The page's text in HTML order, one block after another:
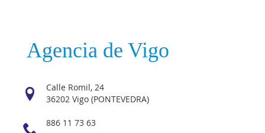
Agencia de Vigo
Calle Romil, 24
36202 Vigo (PONTEVEDRA)
886 11 73 63